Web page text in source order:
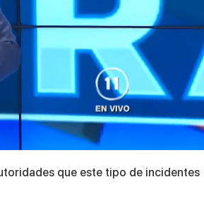
que este tipo de incidentes